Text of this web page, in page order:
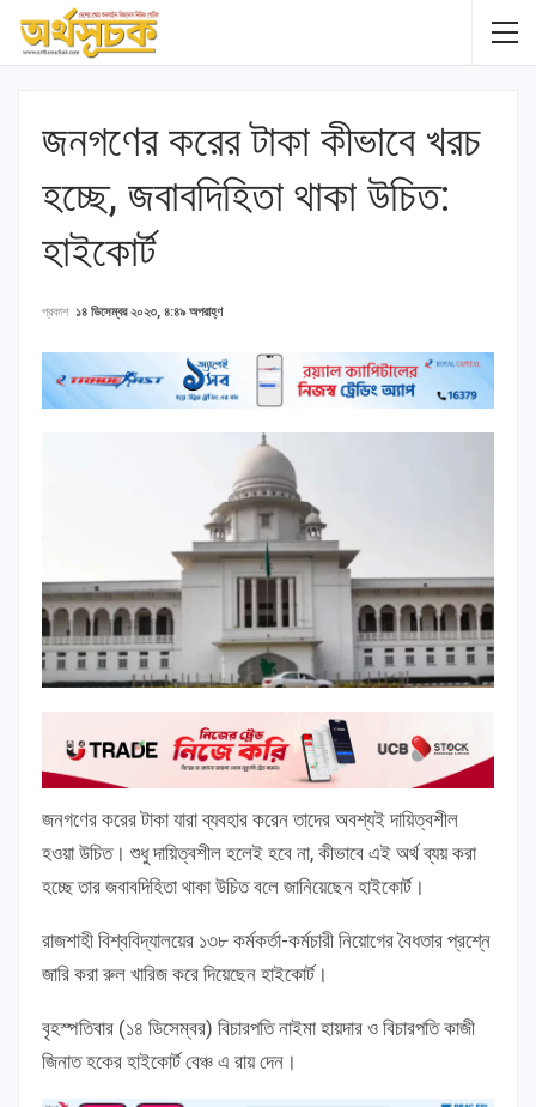
জনগণের করের টাকা কীভাবে খরচ
হচ্ছে, জবাবদিহিতা থাকা উচিত:
হাইকোর্ট
প্রকাশ ১৪ ডিসেম্বর ২০২৩, ৪:৪৯ অপরাহ্ণ
জনগণের করের টাকা যারা ব্যবহার করেন তাদের অবশ্যই দায়িত্বশীল
হওয়া উচিত। শুধু দায়িত্বশীল হলেই হবে না, কীভাবে এই অর্থ ব্যয় করা
হচ্ছে তার জবাবদিহিতা থাকা উচিত বলে জানিয়েছেন হাইকোর্ট।
রাজশাহী বিশ্ববিদ্যালয়ের ১৩৮ কর্মকর্তা-কর্মচারী নিয়োগের বৈধতার প্রশ্নে
জারি করা রুল খারিজ করে দিয়েছেন হাইকোর্ট।
বৃহস্পতিবার (১৪ ডিসেম্বর) বিচারপতি নাইমা হায়দার ও বিচারপতি কাজী
জিনাত হকের হাইকোর্ট বেঞ্চ এ রায় দেন।